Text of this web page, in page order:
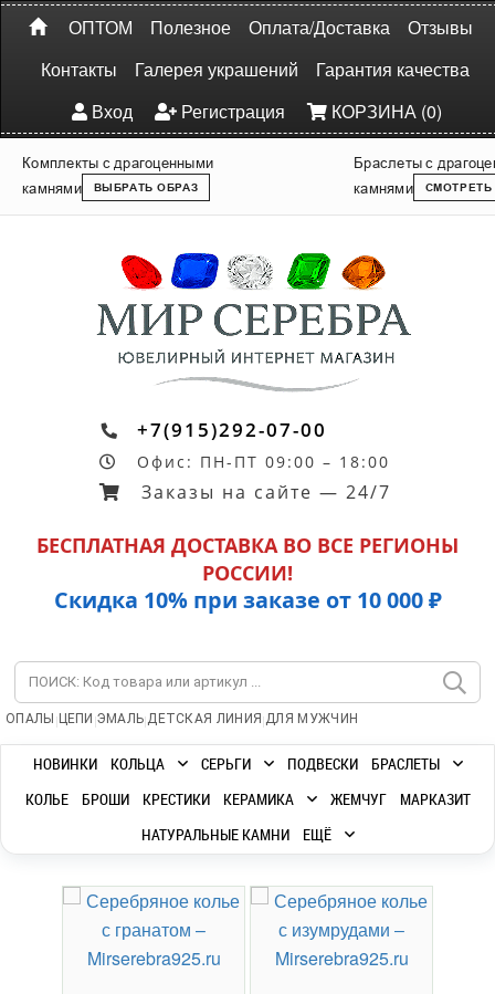
ОПТОМ Полезное Оплата/Доставка
Отзывы
Контакты
Галерея украшений
Гарантия качества
Вход
Регистрация КОРЗИНА (0)
Комплекты с драгоценными
камнями
ВЫБРАТЬ ОБРАЗ
Браслеты с
камнями
СМОТРЕТЬ
+7(915)292-07-00
Офис: ПН-ПТ 09:00 – 18:00
Заказы на сайте — 24/7
БЕСПЛАТНАЯ ДОСТАВКА ВО ВСЕ РЕГИОНЫ
РОССИИ!
Скидка 10% при заказе от 10 000 ₽
ОПАЛЫ | ЦЕПИ |ЭМАЛЬ|ДЕТСКАЯ ЛИНИЯ |ДЛЯ МУЖЧИН
НОВИНКИ КОЛЬЦА СЕРЬГИ ПОДВЕСКИ
БРАСЛЕТЫ
КОЛЬЕ
БРОШИ КРЕСТИКИ КЕРАМИКА ЖЕМЧУГ
МАРКАЗИТ
НАТУРАЛЬНЫЕ КАМНИ
ЕЩЁ